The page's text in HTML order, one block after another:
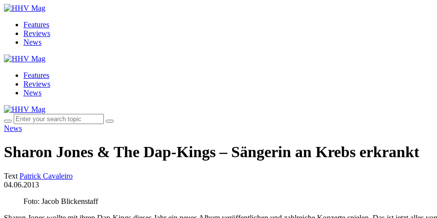
Features
Reviews
News
Features
Reviews
News
News
Sharon Jones & The Dap-Kings – Sängerin an Krebs erkrankt
Text Patrick Cavaleiro
04.06.2013
Foto: Jacob Blickenstaff